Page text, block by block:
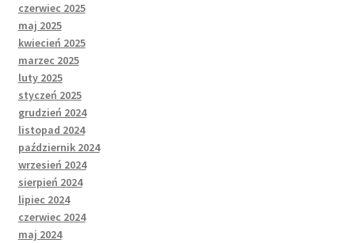
czerwiec 2025
maj 2025
kwiecień 2025
marzec 2025
luty 2025
styczeń 2025
grudzień 2024
listopad 2024
październik 2024
wrzesień 2024
sierpień 2024
lipiec 2024
czerwiec 2024
maj 2024